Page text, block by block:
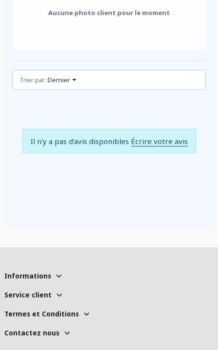
Aucune photo client pour le moment
Avis (0)
Trier par :Dernier
Il n'y a pas d'avis disponibles Écrire votre avis
Informations
Service client
Termes et Conditions
Contactez nous